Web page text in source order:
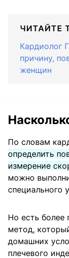
ЧИТАЙТЕ
Кардиолог
причину,
женщин
По словам
определить
измерение
можно
специального
Но есть более
метод,
домашних
плечевого